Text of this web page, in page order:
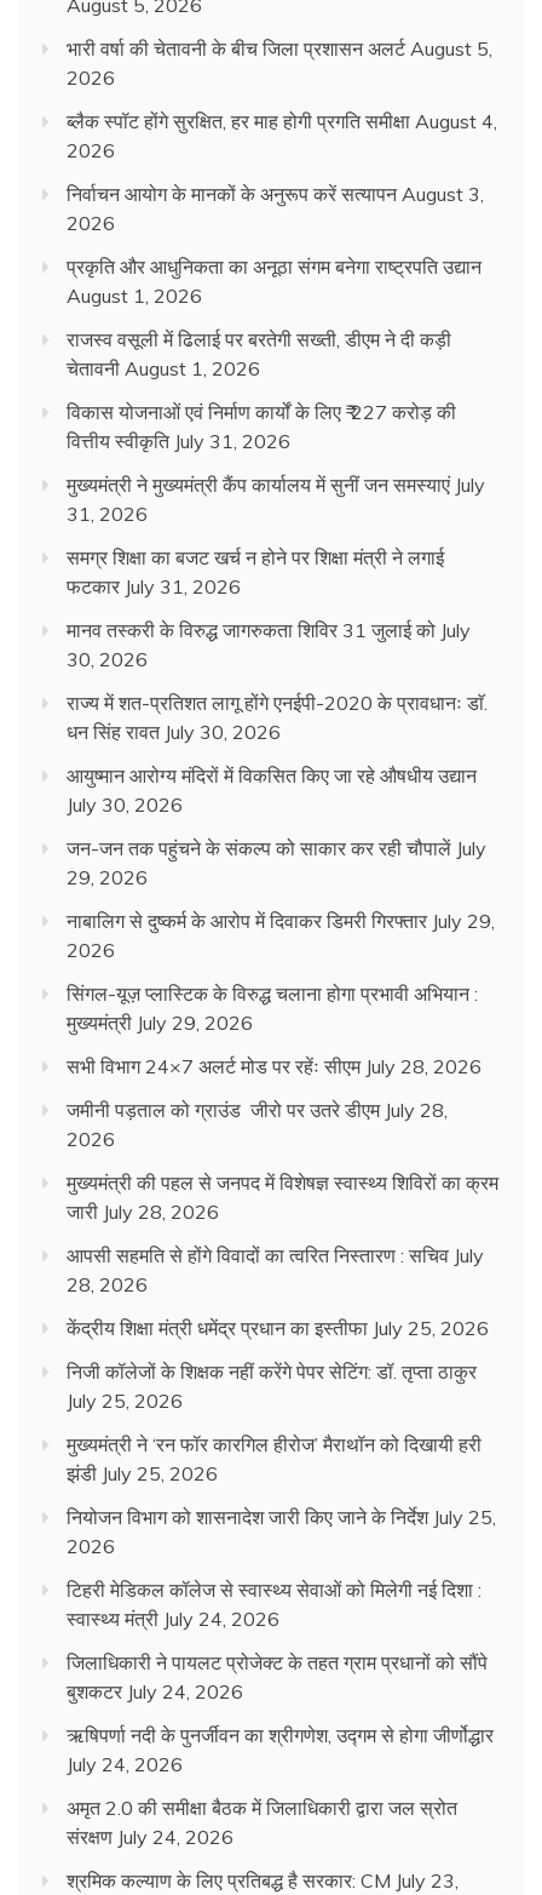
August 5, 2026
भारी वर्षा की चेतावनी के बीच जिला प्रशासन अलर्ट August 5,
2026
ब्लैक स्पॉट होंगे सुरक्षित, हर माह होगी प्रगति समीक्षा August 4,
2026
निर्वाचन आयोग के मानकों के अनुरूप करें सत्यापन August 3,
2026
प्रकृति और आधुनिकता का अनूठा संगम बनेगा राष्ट्रपति उद्यान
August 1, 2026
राजस्व वसूली में ढिलाई पर बरतेगी सख्ती, डीएम ने दी कड़ी
चेतावनी August 1, 2026
विकास योजनाओं एवं निर्माण कार्यों के लिए ₹ 227 करोड़ की
वित्तीय स्वीकृति July 31, 2026
मुख्यमंत्री ने मुख्यमंत्री कैंप कार्यालय में सुनीं जन समस्याएं July
31, 2026
समग्र शिक्षा का बजट खर्च न होने पर शिक्षा मंत्री ने लगाई
फटकार July 31, 2026
मानव तस्करी के विरुद्ध जागरुकता शिविर 31 जुलाई को July
30, 2026
राज्य में शत-प्रतिशत लागू होंगे एनईपी-2020 के प्रावधानः डाॅ.
धन सिंह रावत July 30, 2026
आयुष्मान आरोग्य मंदिरों में विकसित किए जा रहे औषधीय उद्यान
July 30, 2026
जन-जन तक पहुंचने के संकल्प को साकार कर रही चौपालें July
29, 2026
नाबालिग से दुष्कर्म के आरोप में दिवाकर डिमरी गिरफ्तार July 29,
2026
सिंगल-यूज़ प्लास्टिक के विरुद्ध चलाना होगा प्रभावी अभियान :
मुख्यमंत्री July 29, 2026
सभी विभाग 24×7 अलर्ट मोड पर रहेंः सीएम July 28, 2026
जमीनी पड़ताल को ग्राउंड जीरो पर उतरे डीएम July 28,
2026
मुख्यमंत्री की पहल से जनपद में विशेषज्ञ स्वास्थ्य शिविरों का क्रम
जारी July 28, 2026
आपसी सहमति से होंगे विवादों का त्वरित निस्तारण : सचिव July
28, 2026
केंद्रीय शिक्षा मंत्री धमेंद्र प्रधान का इस्तीफा July 25, 2026
निजी कॉलेजों के शिक्षक नहीं करेंगे पेपर सेटिंग: डॉ. तृप्ता ठाकुर
July 25, 2026
मुख्यमंत्री ने ‘रन फॉर कारगिल हीरोज’ मैराथॉन को दिखायी हरी
झंडी July 25, 2026
नियोजन विभाग को शासनादेश जारी किए जाने के निर्देश July 25,
2026
टिहरी मेडिकल कॉलेज से स्वास्थ्य सेवाओं को मिलेगी नई दिशा :
स्वास्थ्य मंत्री July 24, 2026
जिलाधिकारी ने पायलट प्रोजेक्ट के तहत ग्राम प्रधानों को सौंपे
बुशकटर July 24, 2026
ऋषिपर्णा नदी के पुनर्जीवन का श्रीगणेश, उद्गम से होगा जीर्णोद्धार
July 24, 2026
अमृत 2.0 की समीक्षा बैठक में जिलाधिकारी द्वारा जल स्रोत
संरक्षण July 24, 2026
श्रमिक कल्याण के लिए प्रतिबद्ध है सरकार: CM July 23,